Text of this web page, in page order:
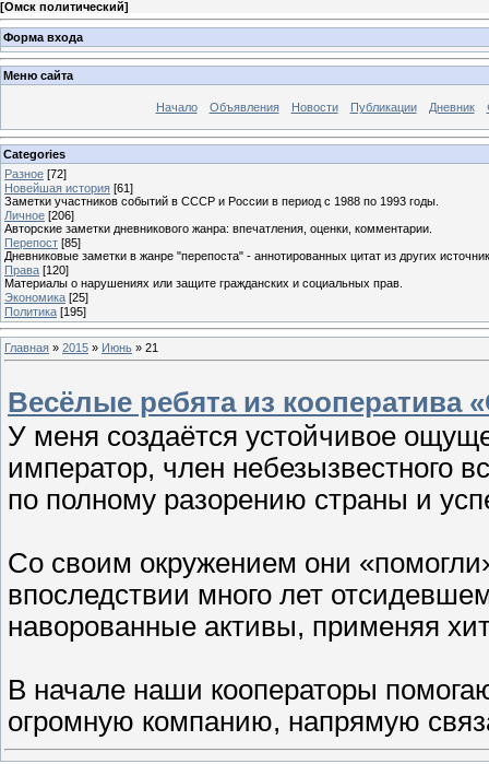
[Омск политический]
Форма входа
Меню сайта
Начало Объявления Новости Публикации Дневник
Categories
Разное [72]
Новейшая история [61]
Заметки участников событий в СССР и России в период с 1988 по 1993 годы.
Личное [206]
Авторские заметки дневникового жанра: впечатления, оценки, комментарии.
Перепост [85]
Дневниковые заметки в жанре "перепоста" - аннотированных цитат из других
Права [120]
Материалы о нарушениях или защите гражданских и социальных прав.
Экономика [25]
Политика [195]
Главная » 2015 » Июнь » 21
Весёлые ребята из кооператива
У меня создаётся устойчивое
император, член небезызвестного
по полному разорению страны и
Со своим окружением они
впоследствии много лет
наворованные активы, применяя
В начале наши кооператоры
огромную компанию, напрямую